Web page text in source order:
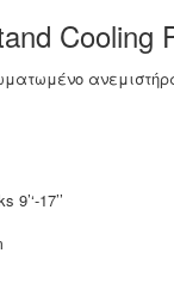
Cooling
17’’